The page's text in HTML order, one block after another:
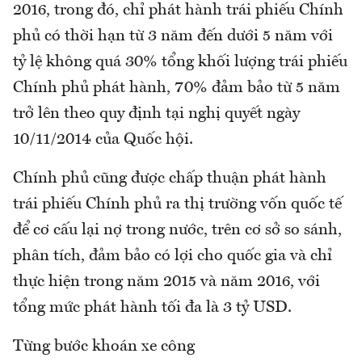
2016, trong đó, chỉ phát hành trái phiếu Chính
phủ có thời hạn từ 3 năm đến dưới 5 năm với
tỷ lệ không quá 30% tổng khối lượng trái phiếu
Chính phủ phát hành, 70% đảm bảo từ 5 năm
trở lên theo quy định tại nghị quyết ngày
10/11/2014 của Quốc hội.
Chính phủ cũng được chấp thuận phát hành
trái phiếu Chính phủ ra thị trường vốn quốc tế
để cơ cấu lại nợ trong nước, trên cơ sở so sánh,
phân tích, đảm bảo có lợi cho quốc gia và chỉ
thực hiện trong năm 2015 và năm 2016, với
tổng mức phát hành tối đa là 3 tỷ USD.
Từng bước khoán xe công